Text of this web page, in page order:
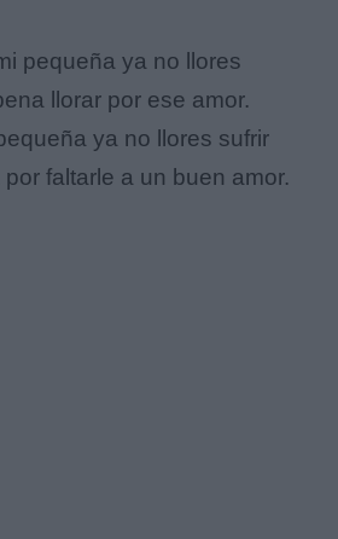
pequeña ya no llores
llorar por ese amor.
ya no llores sufrir
faltarle a un buen amor.